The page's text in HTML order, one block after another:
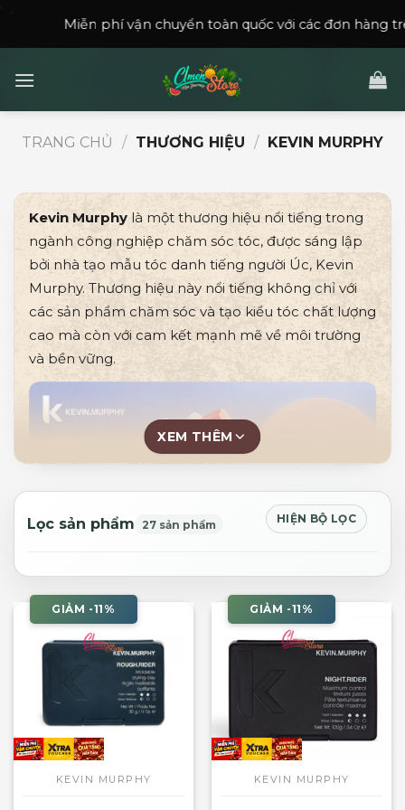
phí vận chuyển toàn quốc với các đơn hàng trên150,000 ₫.
TRANG CHỦ / THƯƠNG HIỆU / KEVIN MURPHY
Kevin Murphy là một thương hiệu nổi tiếng trong
ngành công nghiệp chăm sóc tóc, được sáng lập
bởi nhà tạo mẫu tóc danh tiếng người Úc, Kevin
Murphy. Thương hiệu này nổi tiếng không chỉ với
các sản phẩm chăm sóc và tạo kiểu tóc chất lượng
cao mà còn với cam kết mạnh mẽ về môi trường
và bền vững.
Kevin Murphybắt đầu sự nghiệp của mình trong
ngành tóc từ khi còn rất trẻ và đã làm việc với
nhiều nhân vật nổi tiếng cũng như trên các tạp chí
thời trang hàng đầu thế giới. Với kinh nghiệm
phong phú từ công việc tạo mẫu tóc cho các
show diễn thời trang và chụp ảnh, ông nhận ra nhu
cầu về những sản phẩm tóc không chỉ hiệu quả
mà còn phải an toàn cho tóc và da đầu.
XEM THÊM
Lọc sản phẩm 27 sản phẩm HIỆN BỘ LỌC
GIẢM -11%
KEVIN MURPHY
GIẢM -11%
KEVIN MURPHY